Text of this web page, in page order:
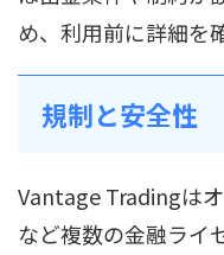
め、利用前に詳細を
規制と安全性
Vantage Tradingは
など複数の金融ライ